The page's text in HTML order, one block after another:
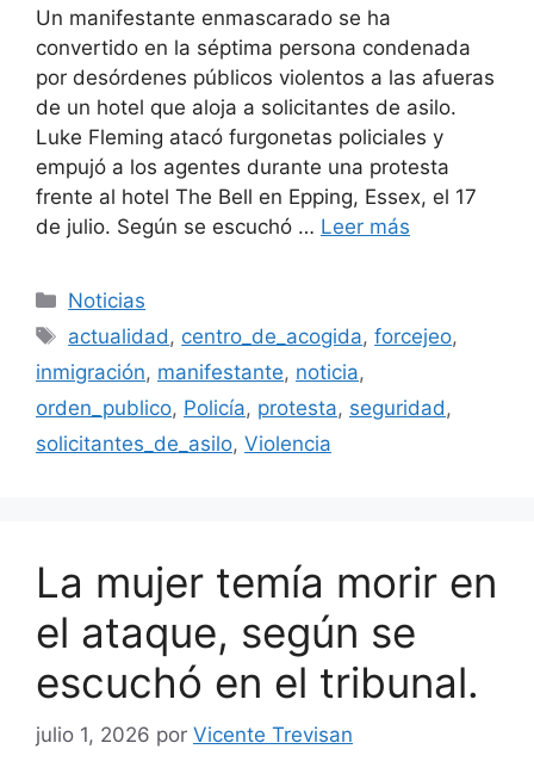
Un manifestante enmascarado se ha
convertido en la séptima persona condenada
por desórdenes públicos violentos a las afueras
de un hotel que aloja a solicitantes de asilo.
Luke Fleming atacó furgonetas policiales y
empujó a los agentes durante una protesta
frente al hotel The Bell en Epping, Essex, el 17
de julio. Según se escuchó … Leer más
Categorías
Noticias
Etiquetas
actualidad , centro_de_acogida,forcejeo,
inmigración, manifestante, noticia,
orden_publico, Policía, protesta, seguridad ,
solicitantes_de_asilo, Violencia
La mujer temía morir en
el ataque, según se
escuchó en el tribunal.
julio 1, 2026 por Vicente Trevisan